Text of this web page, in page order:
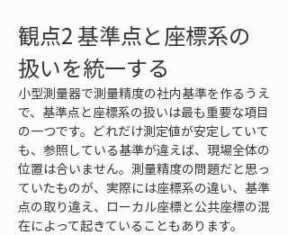
観点2 基準点と座標系の
扱いを統一する
小型測量器で測量精度の社内基準を作るうえ
で、基準点と座標系の扱いは最も重要な項目
の一つです。どれだけ測定値が安定していて
も、参照している基準が違えば、現場全体の
位置は合いません。測量精度の問題だと思っ
ていたものが、実際には座標系の違い、基準
点の取り違え、ローカル座標と公共座標の混
在によって起きていることもあります。